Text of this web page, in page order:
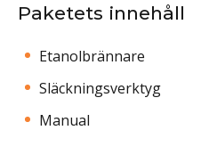
Paketets innehåll
Etanolbrännare
Släckningsverktyg
Manual